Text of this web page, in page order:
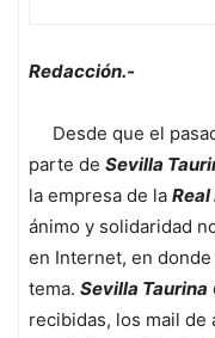
Redacción.-
Desde que el
parte de Sevilla
la empresa de la
ánimo y solidaridad
en Internet, en
tema. Sevilla Taurina
recibidas, los mail de